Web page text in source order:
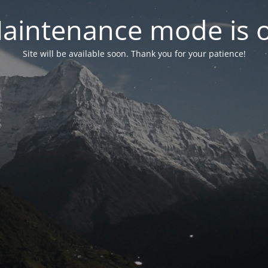
mode is
Site will be available soon. Thank you for your patience!